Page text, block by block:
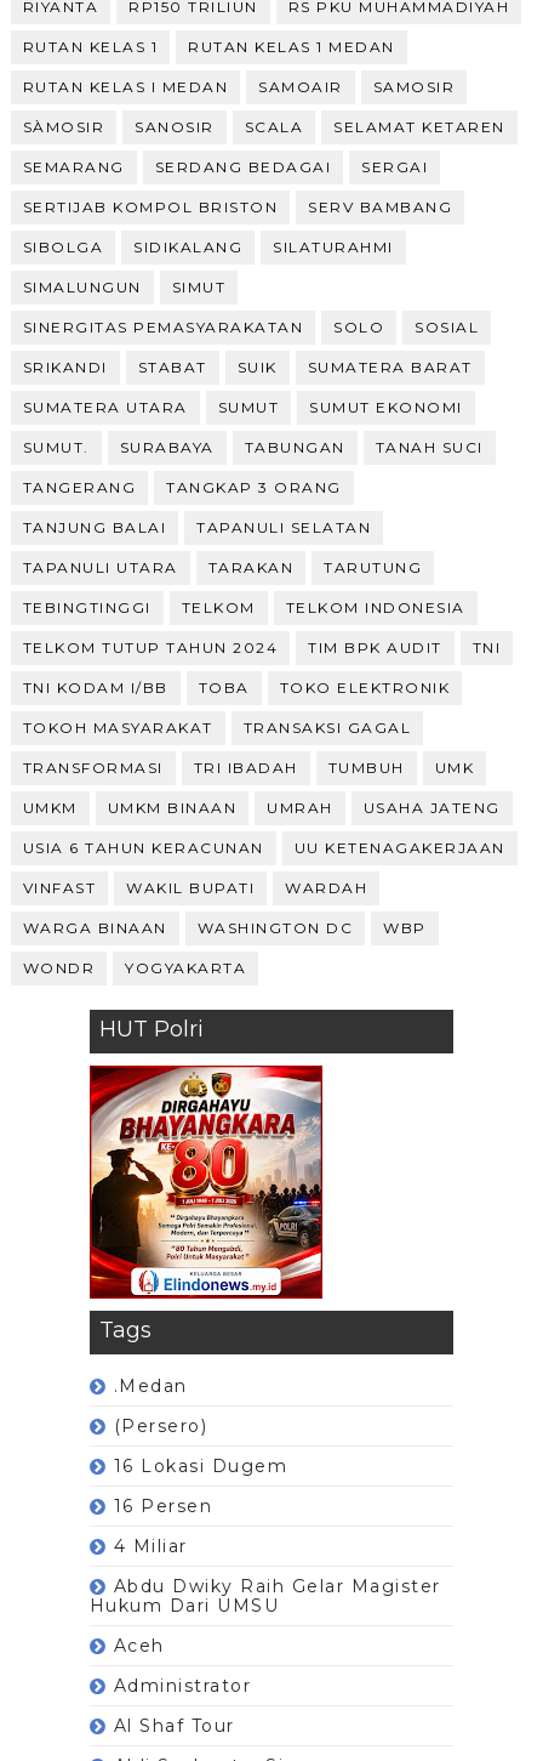
RIYANTA RP150 TRILIUN RS PKU MUHAMMADIYAH
RUTAN KELAS 1 RUTAN KELAS 1 MEDAN
RUTAN KELAS I MEDAN SAMOAIR SAMOSIR
SÀMOSIR SANOSIR SCALA SELAMAT KETAREN
SEMARANG SERDANG BEDAGAI SERGAI
SERTIJAB KOMPOL BRISTON SERV BAMBANG
SIBOLGA SIDIKALANG SILATURAHMI
SIMALUNGUN SIMUT
SINERGITAS PEMASYARAKATAN SOLO SOSIAL
SRIKANDI STABAT SUIK SUMATERA BARAT
SUMATERA UTARA SUMUT SUMUT EKONOMI
SUMUT. SURABAYA TABUNGAN TANAH SUCI
TANGERANG TANGKAP 3 ORANG
TANJUNG BALAI TAPANULI SELATAN
TAPANULI UTARA TARAKAN TARUTUNG
TEBINGTINGGI TELKOM TELKOM INDONESIA
TELKOM TUTUP TAHUN 2024 TIM BPK AUDIT TNI
TNI KODAM I/BB TOBA TOKO ELEKTRONIK
TOKOH MASYARAKAT TRANSAKSI GAGAL
TRANSFORMASI TRI IBADAH TUMBUH UMK
UMKM UMKM BINAAN UMRAH USAHA JATENG
USIA 6 TAHUN KERACUNAN UU KETENAGAKERJAAN
VINFAST WAKIL BUPATI WARDAH
WARGA BINAAN WASHINGTON DC WBP
WONDR YOGYAKARTA
HUT Polri
Tags
.Medan
(Persero)
16 Lokasi Dugem
16 Persen
4 Miliar
Abdu Dwiky Raih Gelar Magister
Hukum Dari UMSU
Aceh
Administrator
Al Shaf Tour